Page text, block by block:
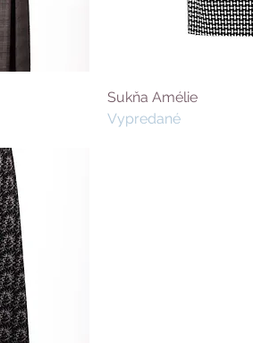
Sukňa Amélie
Vypredané